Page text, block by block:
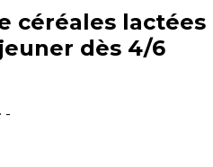
céréales lactées
dès 4/6
-